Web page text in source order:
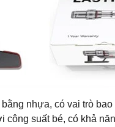
nhựa, có vai trò
công suất bé, có khả